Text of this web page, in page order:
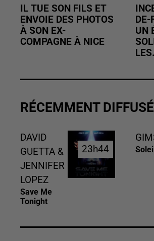
IL TUE SON FILS ET
ENVOIE DES PHOTOS
À SON EX-
COMPAGNE À NICE
UN
RÉCEMMENT DIFFUSÉ
DAVID
GUETTA &
JENNIFER
LOPEZ
Save Me
Tonight
23h44
23h44 Soleil